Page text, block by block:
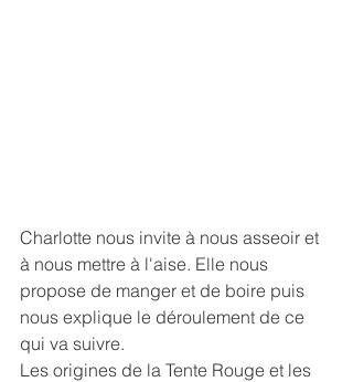
Charlotte nous invite à nous asseoir et
à nous mettre à l'aise. Elle nous
propose de manger et de boire puis
nous explique le déroulement de ce
qui va suivre.
Les origines de la Tente Rouge et les